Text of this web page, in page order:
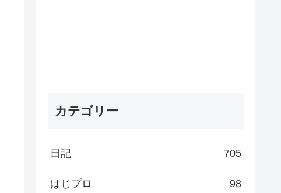
カテゴリー
日記 705
はじプロ 98